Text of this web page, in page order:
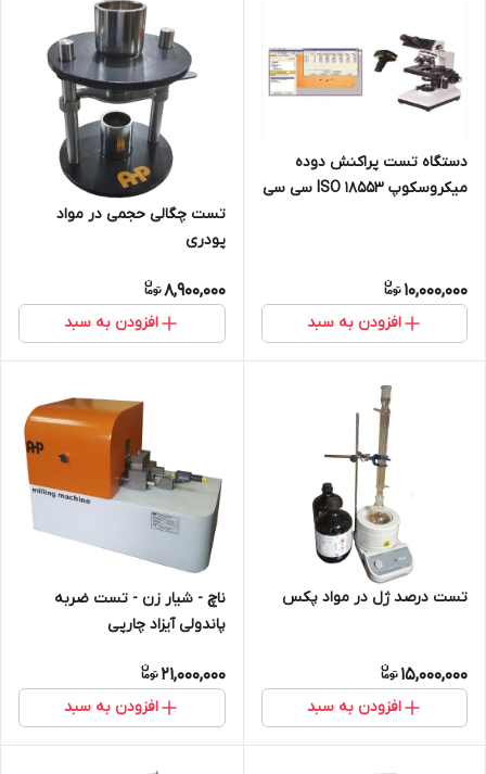
دستگاه تست پراکنش دوده
میکروسکوپ ISO 18553 سی سی
10,000,000
افزودن به سبد
تست چگالی حجمی در مواد
پودری
8,900,000
افزودن به سبد
تست درصد ژل در مواد پکس
15,000,000
افزودن به سبد
ناچ - شیار زن - تست ضربه
پاندولی آیزاد چارپی
21,000,000
افزودن به سبد